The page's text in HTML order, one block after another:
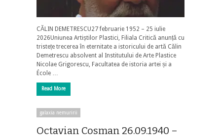
CĂLIN DEMETRESCU27 februarie 1952 – 25 iulie
2026Uniunea Artiștilor Plastici, Filiala Critică anunță cu
tristețe trecerea în eternitate a istoricului de artă Călin
Demetrescu absolvent al Institutului de Arte Plastice
Nicolae Grigorescu, Facultatea de istoria artei și a
École …
Read More
galaxia nemuririi
Octavian Cosman 26.09.1940 –